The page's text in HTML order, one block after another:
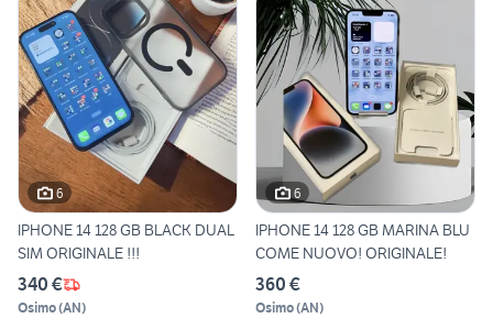
6
IPHONE 14 128 GB BLACK DUAL
SIM ORIGINALE !!!
340 €
Osimo(AN)
6
IPHONE 14 128 GB MARINA BLU
COME NUOVO! ORIGINALE!
360 €
Osimo(AN)